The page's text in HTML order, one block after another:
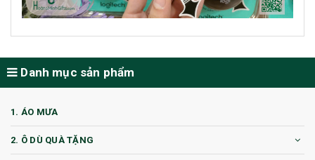
Danh mục sản phẩm
1. ÁO MƯA
2. Ô DÙ QUÀ TẶNG